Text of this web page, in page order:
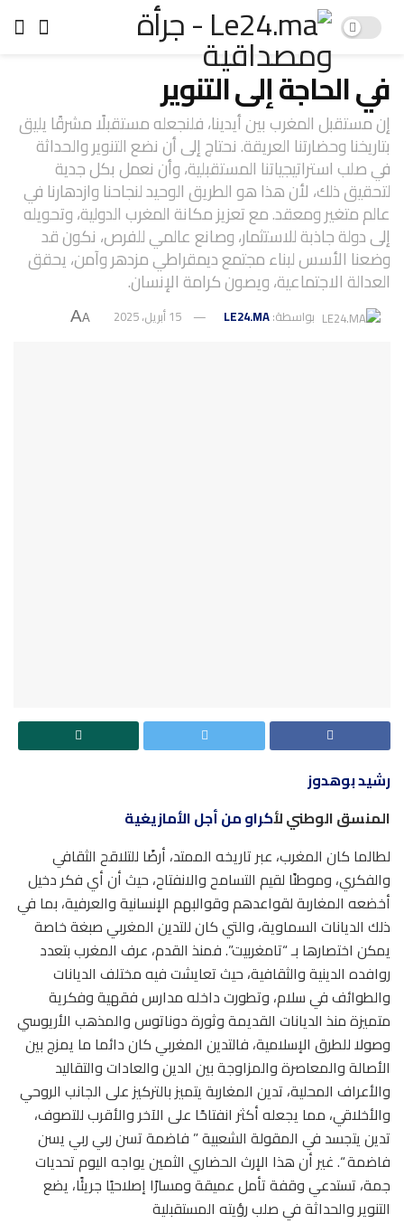
في الحاجة إلى التنوير
إن مستقبل المغرب بين أيدينا، فلنجعله مستقبلًا مشرقًا يليق
بتاريخنا وحضارتنا العريقة. نحتاج إلى أن نضع التنوير والحداثة
في صلب استراتيجياتنا المستقبلية، وأن نعمل بكل جدية
لتحقيق ذلك، لأن هذا هو الطريق الوحيد لنجاحنا وازدهارنا في
عالم متغير ومعقد. مع تعزيز مكانة المغرب الدولية، وتحويله
إلى دولة جاذبة للاستثمار، وصانع عالمي للفرص، نكون قد
وضعنا الأسس لبناء مجتمع ديمقراطي مزدهر وآمن، يحقق
العدالة الاجتماعية، ويصون كرامة الإنسان.
بواسطة:LE24.MA 15 أبريل، 2025 A
A
رشيد بوهدوز
المنسق الوطني لأكراو من أجل الأمازيغية
لطالما كان المغرب، عبر تاريخه الممتد، أرضًا للتلاقح الثقافي
والفكري، وموطنًا لقيم التسامح والانفتاح، حيث أن أي فكر دخيل
أخضعه المغاربة لقواعدهم وقوالبهم الإنسانية والعرفية، بما في
ذلك الديانات السماوية، والتي كان للتدين المغربي صبغة خاصة
يمكن اختصارها بـ “تامغربيت”. فمنذ القدم، عرف المغرب بتعدد
روافده الدينية والثقافية، حيث تعايشت فيه مختلف الديانات
والطوائف في سلام، وتطورت داخله مدارس فقهية وفكرية
متميزة منذ الديانات القديمة وثورة دوناتوس والمذهب الأريوسي
وصولا للطرق الإسلامية، فالتدين المغربي كان دائما ما يمزج بين
الأصالة والمعاصرة والمزاوجة بين الدين والعادات والتقاليد
والأعراف المحلية، تدين المغاربة يتميز بالتركيز على الجانب الروحي
والأخلاقي، مما يجعله أكثر انفتاحًا على الآخر والأقرب للتصوف،
تدين يتجسد في المقولة الشعبية ” فاضمة تسن ربي ربي يسن
فاضمة “. غير أن هذا الإرث الحضاري الثمين يواجه اليوم تحديات
جمة، تستدعي وقفة تأمل عميقة ومسارًا إصلاحيًا جريئًا، يضع
التنوير والحداثة في صلب رؤيته المستقبلية